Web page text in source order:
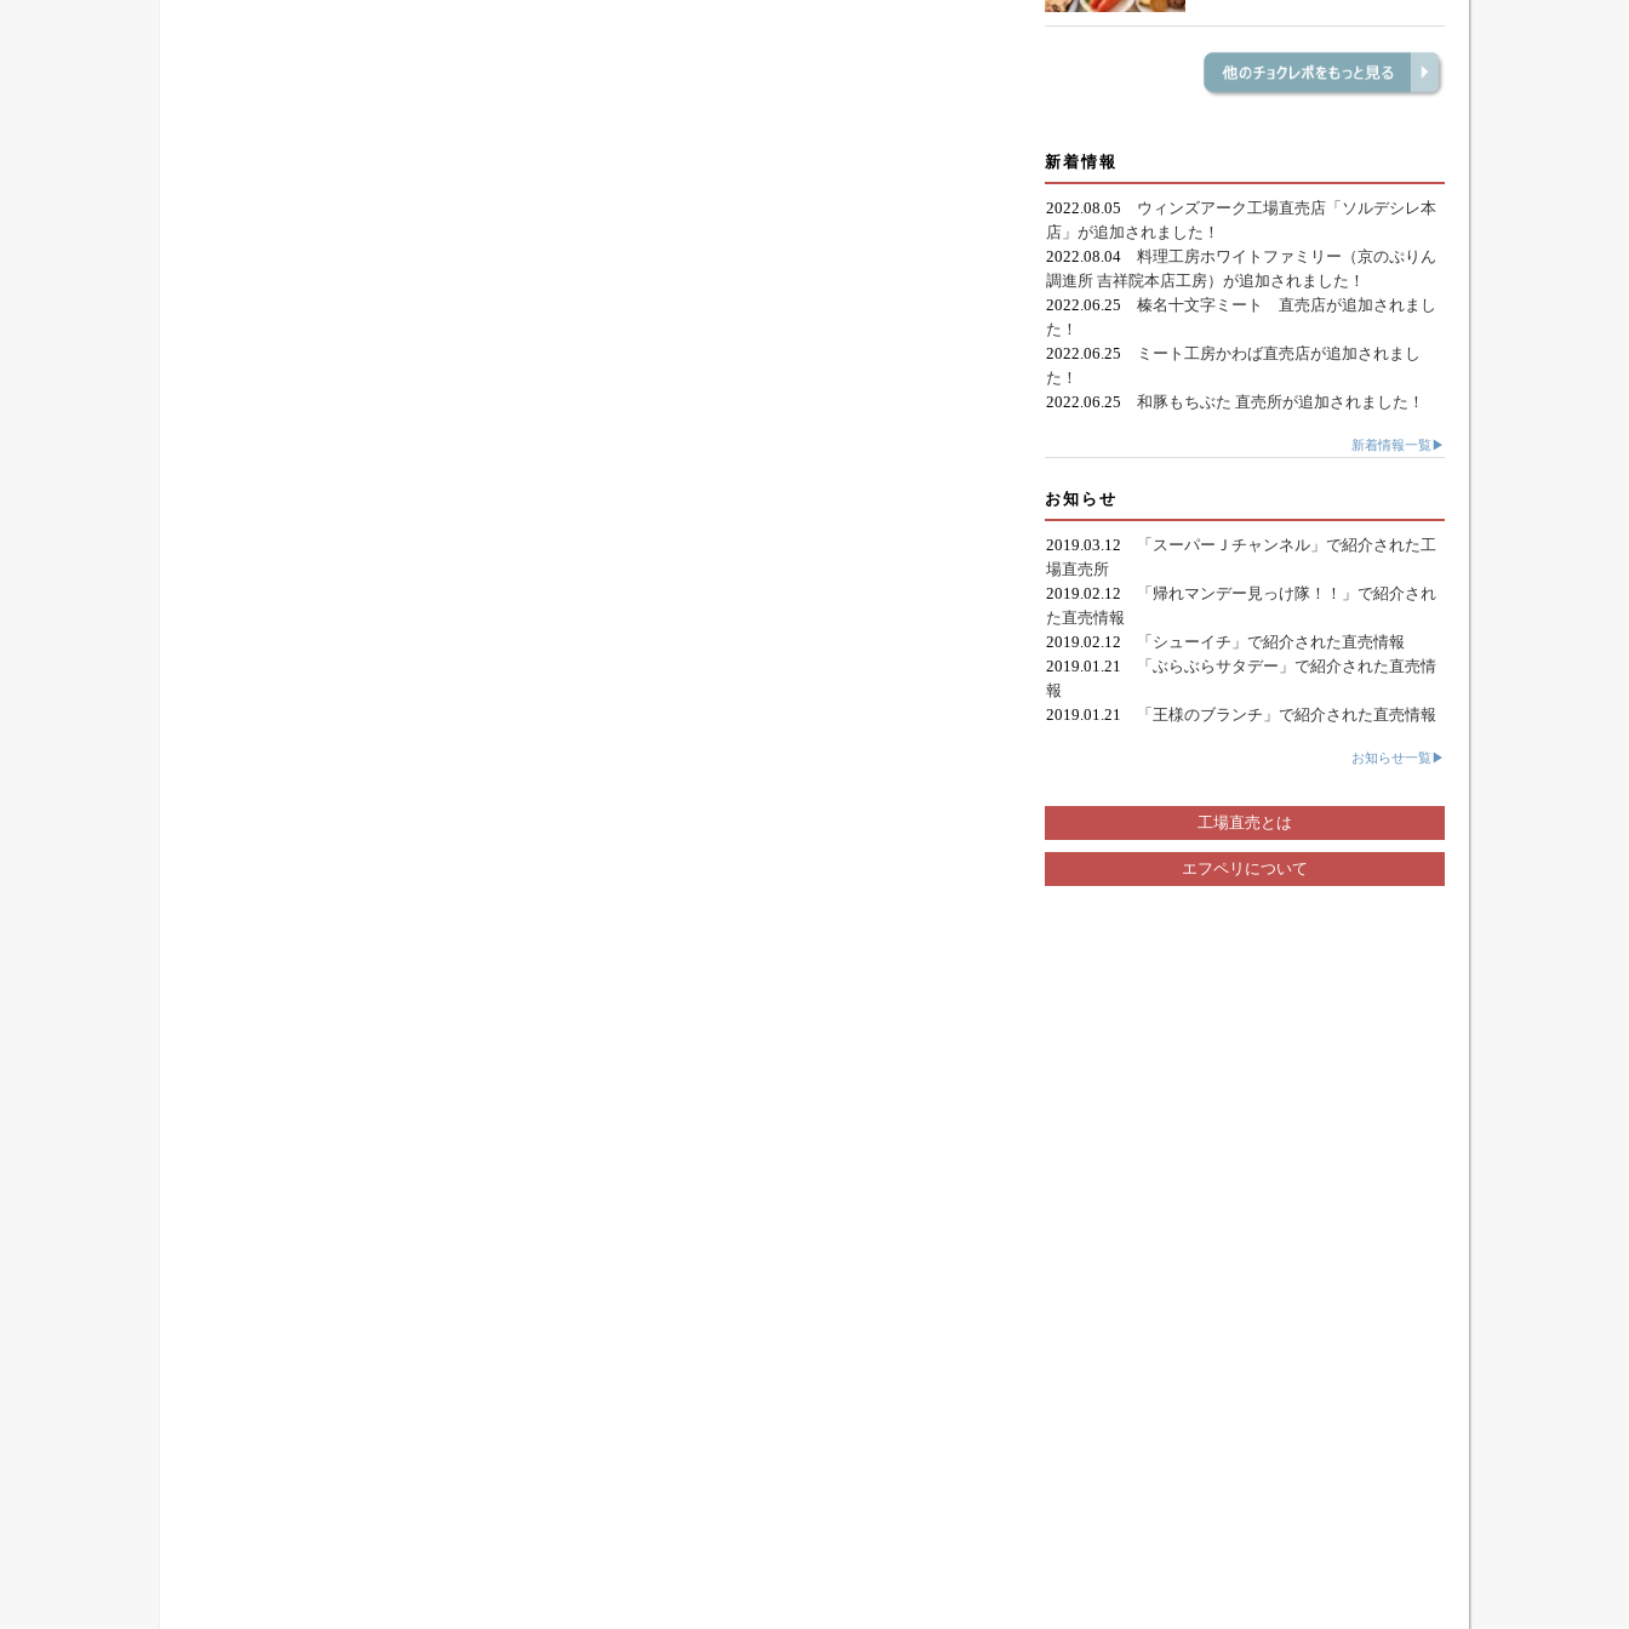
新着情報
2022.08.05 ウィンズアーク工場直売店「ソルデシレ本
店」が追加されました！
2022.08.04 料理工房ホワイトファミリー（京のぷりん
調進所 吉祥院本店工房）が追加されました！
2022.06.25 榛名十文字ミート 直売店が追加されまし
た！
2022.06.25
ミート工房かわば直売店が追加されまし
た！
2022.06.25 和豚もちぶた 直売所が追加されました！
新着情報一覧▶
お知らせ
2019.03.12
「スーパーＪチャンネル」で紹介された工
場直売所
2019.02.12
「帰れマンデー見っけ隊！！」で紹介され
た直売情報
2019.02.12
「シューイチ」で紹介された直売情報
2019.01.21
「ぶらぶらサタデー」で紹介された直売情
報
2019.01.21
「王様のブランチ」で紹介された直売情報
お知らせ一覧▶
工場直売とは
エフペリについて